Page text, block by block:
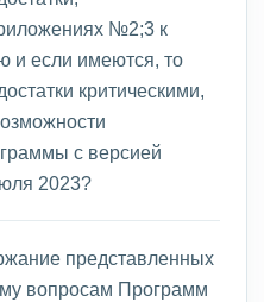
№2;3 к
и если имеются, то
критическими,
с версией
2023?
представленных
вопросам Программ